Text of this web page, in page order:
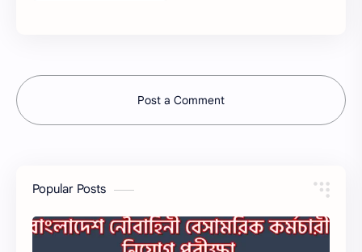
Post a Comment
Popular Posts